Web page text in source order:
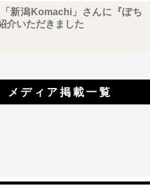
新潟Komachi」さんに『ぽち
介いただきました
メディア掲載一覧